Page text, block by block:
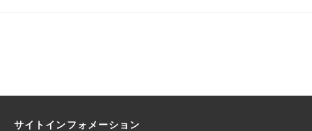
サイトインフォメーション